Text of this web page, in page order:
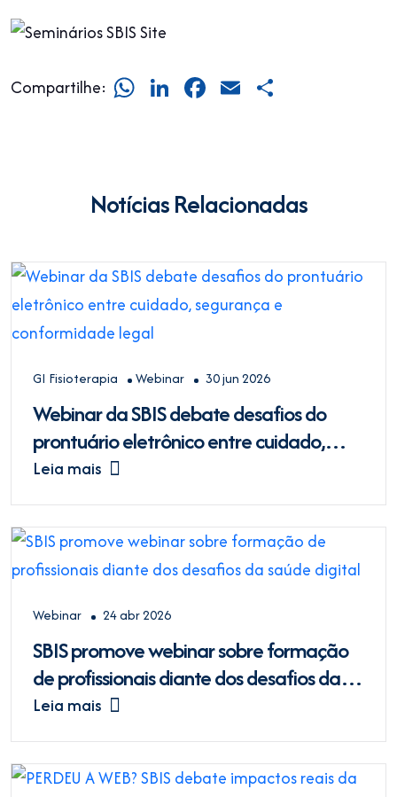
Compartilhe: WhatsApp
LinkedIn
Facebook
Email
Notícias Relacionadas
GI Fisioterapia Webinar 30 jun 2026
Webinar da SBIS debate desafios do
prontuário eletrônico entre cuidado,
segurança e conformidade legal
Leia mais
Webinar 24 abr 2026
SBIS promove webinar sobre formação
de profissionais diante dos desafios da
saúde digital
Leia mais